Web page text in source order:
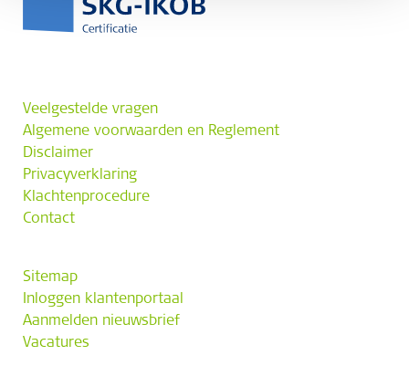
Veelgestelde vragen
Algemene voorwaarden en Reglement
Disclaimer
Privacyverklaring
Klachtenprocedure
Contact
Sitemap
Inloggen klantenportaal
Aanmelden nieuwsbrief
Vacatures